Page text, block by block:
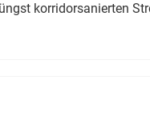
korridorsanierten